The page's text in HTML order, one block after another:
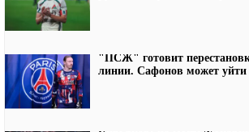
"ПСЖ" готовит
линии. Сафонов может уйти